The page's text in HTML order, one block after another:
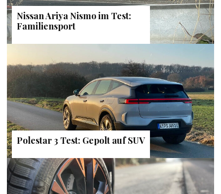
Nissan Ariya Nismo im Test:
Familiensport
Polestar 3 Test: Gepolt auf SUV